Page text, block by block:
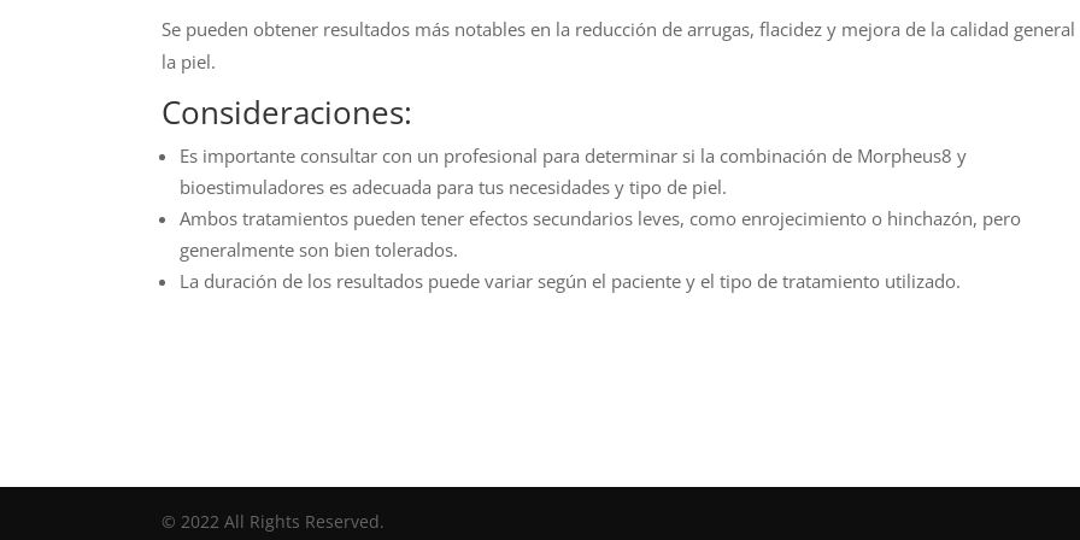
Se pueden obtener resultados más notables en la reducción de arrugas, flacidez y mejora de la calidad general
la piel.
Consideraciones:
Es importante consultar con un profesional para determinar si la combinación de Morpheus8 y
bioestimuladores es adecuada para tus necesidades y tipo de piel.
Ambos tratamientos pueden tener efectos secundarios leves, como enrojecimiento o hinchazón, pero
generalmente son bien tolerados.
La duración de los resultados puede variar según el paciente y el tipo de tratamiento utilizado.
© 2022 All Rights Reserved.